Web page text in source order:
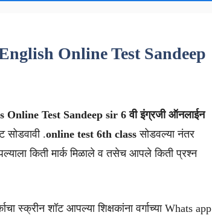
Online Test Sandeep
Online Test Sandeep sir 6 वी इंग्रजी ऑनलाईन
सोडवावी .online test 6th class सोडवल्या नंतर
किती मार्क मिळाले व तसेच आपले किती प्रश्न
स्क्रीन शॉट आपल्या शिक्षकांना वर्गाच्या Whats app